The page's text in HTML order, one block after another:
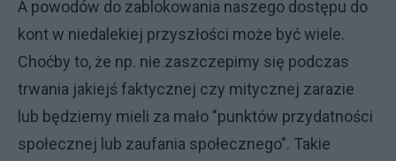
A powodów do zablokowania naszego dostępu do
kont w niedalekiej przyszłości może być wiele.
Choćby to, że np. nie zaszczepimy się podczas
trwania jakiejś faktycznej czy mitycznej zarazie
lub będziemy mieli za mało "punktów przydatności
społecznej lub zaufania społecznego". Takie